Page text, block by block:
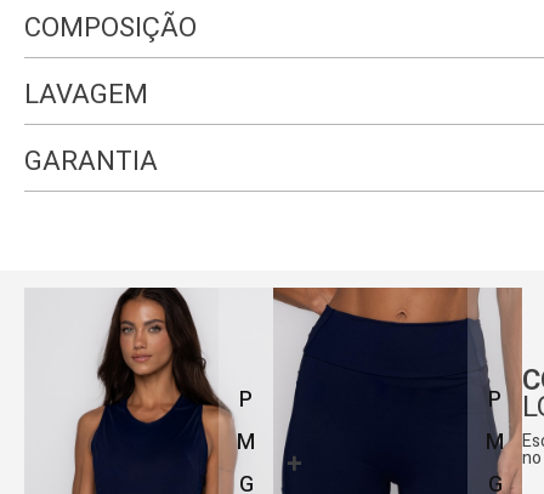
COMPOSIÇÃO
LAVAGEM
GARANTIA
P
M
G
P
M
G